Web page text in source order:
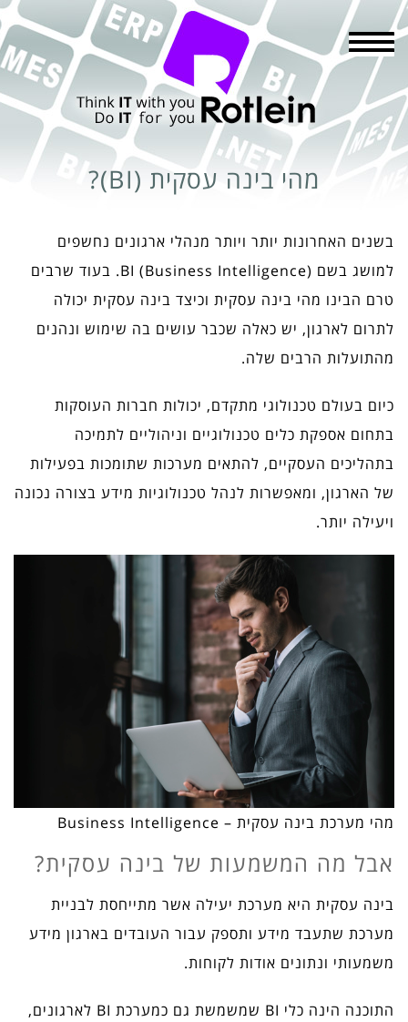
תפריט
מהי בינה עסקית (BI)?
בשנים האחרונות יותר ויותר מנהלי ארגונים נחשפים
למושג בשם (BI (Business Intelligence. בעוד שרבים
טרם הבינו מהי בינה עסקית וכיצד בינה עסקית יכולה
לתרום לארגון, יש כאלה שכבר עושים בה שימוש ונהנים
מהתועלות הרבים שלה.
כיום בעולם טכנולוגי מתקדם, יכולות חברות העוסקות
בתחום אספקת כלים טכנולוגיים וניהוליים לתמיכה
בתהליכים העסקיים, להתאים מערכות שתומכות בפעילות
של הארגון, ומאפשרות לנהל טכנולוגיות מידע בצורה נכונה
ויעילה יותר.
מהי מערכת בינה עסקית – Business Intelligence
אבל מה המשמעות של בינה עסקית?
בינה עסקית היא מערכת יעילה אשר מתייחסת לבניית
מערכת שתעבד מידע ותספק עבור העובדים בארגון מידע
משמעותי ונתונים אודות לקוחות.
התוכנה הינה כלי BI שמשמשת גם כמערכת BI לארגונים,